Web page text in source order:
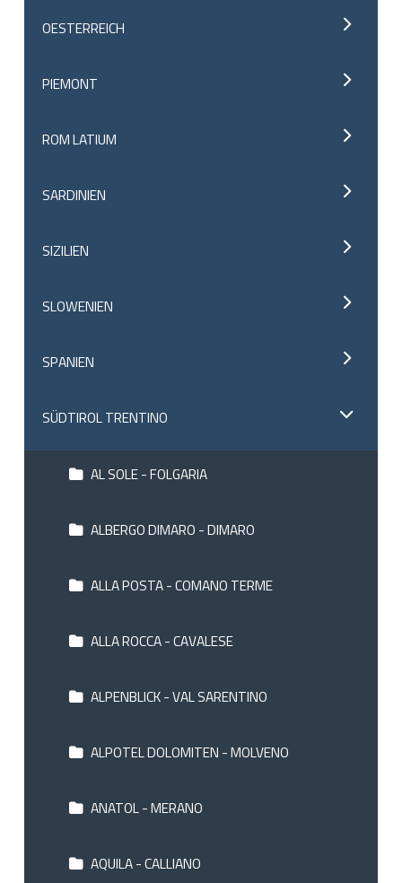
OESTERREICH
PIEMONT
ROM LATIUM
SARDINIEN
SIZILIEN
SLOWENIEN
SPANIEN
SÜDTIROL TRENTINO
AL SOLE - FOLGARIA
ALBERGO DIMARO - DIMARO
ALLA POSTA - COMANO TERME
ALLA ROCCA - CAVALESE
ALPENBLICK - VAL SARENTINO
ALPOTEL DOLOMITEN - MOLVENO
ANATOL - MERANO
AQUILA - CALLIANO